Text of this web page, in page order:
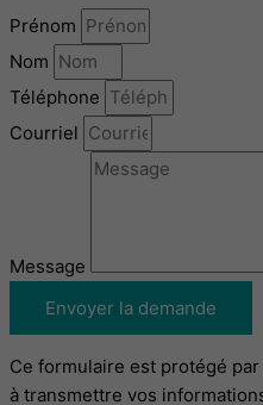
Prénom
Nom
Téléphone
Courriel
Message
Envoyer la demande
Ce formulaire est protégé
à transmettre vos